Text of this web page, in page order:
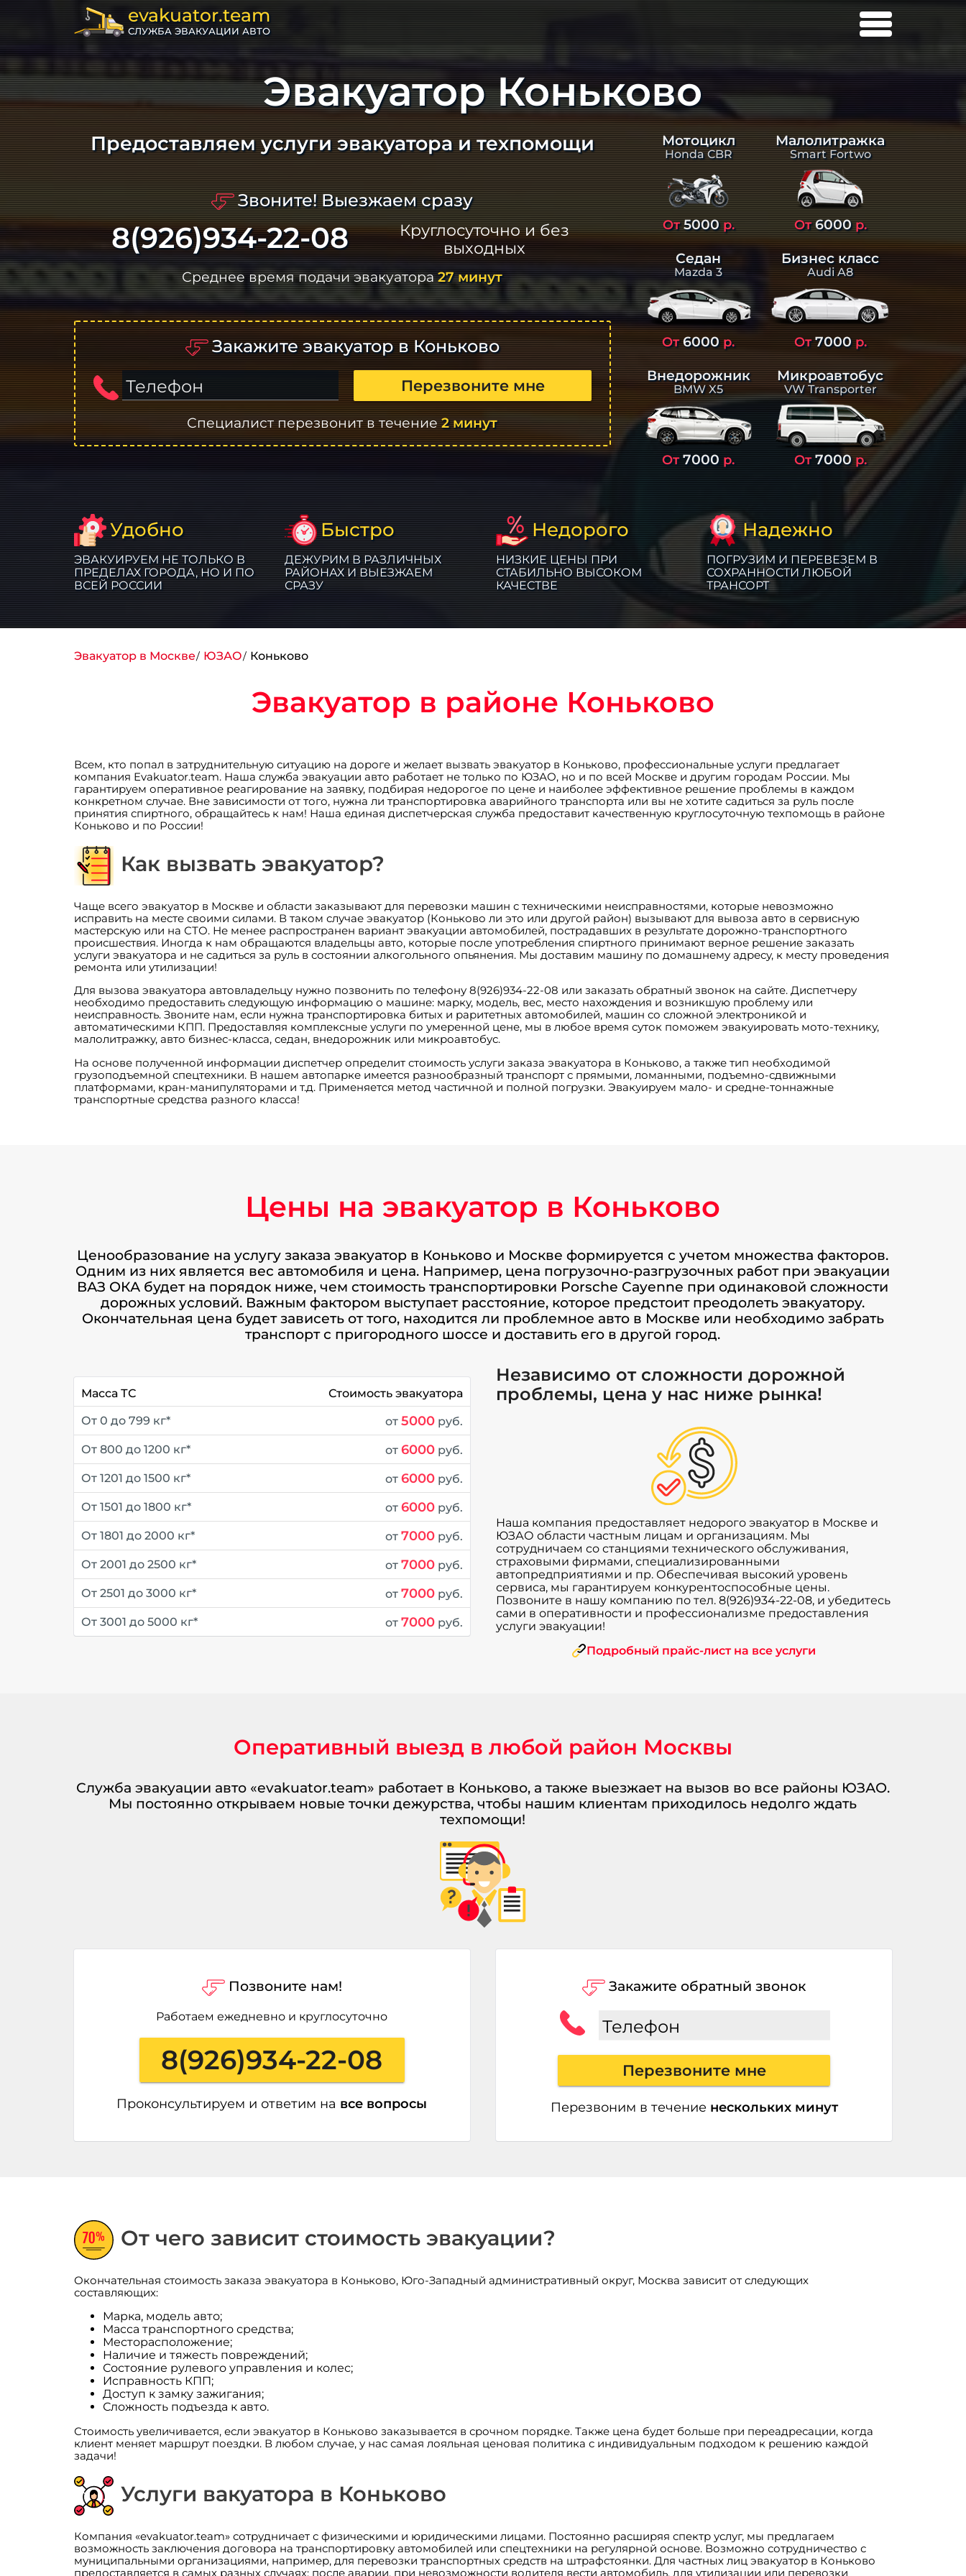
evakuator.team
СЛУЖБА ЭВАКУАЦИИ АВТО
Эвакуатор Коньково
Предоставляем услуги эвакуатора и техпомощи
Звоните! Выезжаем сразу
8(926)934-22-08
Круглосуточно и без
выходных
Среднее время подачи эвакуатора27 минут
Закажите эвакуатор в Коньково
Телефон
Перезвоните мне
Специалист перезвонит в течение2 минут
Мотоцикл
Honda CBR
От5000р.
Малолитражка
Smart Fortwo
От6000р.
Седан
Mazda 3
От6000р.
Бизнес класс
Audi A8
От7000р.
Внедорожник
BMW X5
От7000 р.
Микроавтобус
VW Transporter
От7000р.
Удобно
ЭВАКУИРУЕМ НЕ ТОЛЬКО В
ПРЕДЕЛАХ ГОРОДА, НО И ПО
ВСЕЙ РОССИИ
Быстро
ДЕЖУРИМ В РАЗЛИЧНЫХ
РАЙОНАХ И ВЫЕЗЖАЕМ
СРАЗУ
Недорого
НИЗКИЕ ЦЕНЫ ПРИ
СТАБИЛЬНО ВЫСОКОМ
КАЧЕСТВЕ
Надежно
ПОГРУЗИМ И ПЕРЕВЕЗЕМ В
СОХРАННОСТИ ЛЮБОЙ
ТРАНСОРТ
Эвакуатор в Москве ЮЗАО Коньково
Эвакуатор в районе Коньково
Всем, кто попал в затруднительную ситуацию на дороге и желает вызвать эвакуатор в Коньково, профессиональные услуги предлагает
компания Evakuator.team. Наша служба эвакуации авто работает не только по ЮЗАО, но и по всей Москве и другим городам России. Мы
гарантируем оперативное реагирование на заявку, подбирая недорогое по цене и наиболее эффективное решение проблемы в каждом
конкретном случае. Вне зависимости от того, нужна ли транспортировка аварийного транспорта или вы не хотите садиться за руль после
принятия спиртного, обращайтесь к нам! Наша единая диспетчерская служба предоставит качественную круглосуточную техпомощь в районе
Коньково и по России!
Как вызвать эвакуатор?
Чаще всего эвакуатор в Москве и области заказывают для перевозки машин с техническими неисправностями, которые невозможно
исправить на месте своими силами. В таком случае эвакуатор (Коньково ли это или другой район) вызывают для вывоза авто в сервисную
мастерскую или на СТО. Не менее распространен вариант эвакуации автомобилей, пострадавших в результате дорожно-транспортного
происшествия. Иногда к нам обращаются владельцы авто, которые после употребления спиртного принимают верное решение заказать
услуги эвакуатора и не садиться за руль в состоянии алкогольного опьянения. Мы доставим машину по домашнему адресу, к месту проведения
ремонта или утилизации!
Для вызова эвакуатора автовладельцу нужно позвонить по телефону 8(926)934-22-08 или заказать обратный звонок на сайте. Диспетчеру
необходимо предоставить следующую информацию о машине: марку, модель, вес, место нахождения и возникшую проблему или
неисправность. Звоните нам, если нужна транспортировка битых и раритетных автомобилей, машин со сложной электроникой и
автоматическими КПП. Предоставляя комплексные услуги по умеренной цене, мы в любое время суток поможем эвакуировать мото-технику,
малолитражку, авто бизнес-класса, седан, внедорожник или микроавтобус.
На основе полученной информации диспетчер определит стоимость услуги заказа эвакуатора в Коньково, а также тип необходимой
грузоподъемной спецтехники. В нашем автопарке имеется разнообразный транспорт с прямыми, ломанными, подъемно-сдвижными
платформами, кран-манипуляторами и т.д. Применяется метод частичной и полной погрузки. Эвакуируем мало- и средне-тоннажные
транспортные средства разного класса!
Цены на эвакуатор в Коньково
Ценообразование на услугу заказа эвакуатор в Коньково и Москве формируется с учетом множества факторов.
Одним из них является вес автомобиля и цена. Например, цена погрузочно-разгрузочных работ при эвакуации
ВАЗ ОКА будет на порядок ниже, чем стоимость транспортировки Porsche Cayenne при одинаковой сложности
дорожных условий. Важным фактором выступает расстояние, которое предстоит преодолеть эвакуатору.
Окончательная цена будет зависеть от того, находится ли проблемное авто в Москве или необходимо забрать
транспорт с пригородного шоссе и доставить его в другой город.
Масса ТС
Стоимость эвакуатора
От 0 до 799 кг*
от 5000руб.
От 800 до 1200 кг* от 6000руб.
От 1201 до 1500 кг* от 6000руб.
От 1501 до 1800 кг* от 6000руб.
От 1801 до 2000 кг* от 7000руб.
От 2001 до 2500 кг* от 7000руб.
От 2501 до 3000 кг* от 7000руб.
От 3001 до 5000 кг* от 7000руб.
Независимо от сложности дорожной
проблемы, цена у нас ниже рынка!
Наша компания предоставляет недорого эвакуатор в Москве и
ЮЗАО области частным лицам и организациям. Мы
сотрудничаем со станциями технического обслуживания,
страховыми фирмами, специализированными
автопредприятиями и пр. Обеспечивая высокий уровень
сервиса, мы гарантируем конкурентоспособные цены.
Позвоните в нашу компанию по тел. 8(926)934-22-08, и убедитесь
сами в оперативности и профессионализме предоставления
услуги эвакуации!
Подробный прайс-лист на все услуги
Оперативный выезд в любой район Москвы
Служба эвакуации авто «evakuator.team» работает в Коньково, а также выезжает на вызов во все районы ЮЗАО.
Мы постоянно открываем новые точки дежурства, чтобы нашим клиентам приходилось недолго ждать
техпомощи!
Позвоните нам!
Работаем ежедневно и круглосуточно
8(926)934-22-08
Проконсультируем и ответим на все вопросы
Закажите обратный звонок
Телефон
Перезвоните мне
Перезвоним в течение нескольких минут
От чего зависит стоимость эвакуации?
Окончательная стоимость заказа эвакуатора в Коньково, Юго-Западный административный округ, Москва зависит от следующих
составляющих:
Марка, модель авто;
Масса транспортного средства;
Месторасположение;
Наличие и тяжесть повреждений;
Состояние рулевого управления и колес;
Исправность КПП;
Доступ к замку зажигания;
Сложность подъезда к авто.
Стоимость увеличивается, если эвакуатор в Коньково заказывается в срочном порядке. Также цена будет больше при переадресации, когда
клиент меняет маршрут поездки. В любом случае, у нас самая лояльная ценовая политика с индивидуальным подходом к решению каждой
задачи!
Услуги вакуатора в Коньково
Компания «evakuator.team» сотрудничает с физическими и юридическими лицами. Постоянно расширяя спектр услуг, мы предлагаем
возможность заключения договора на транспортировку автомобилей или спецтехники на регулярной основе. Возможно сотрудничество с
муниципальными организациями, например, для перевозки транспортных средств на штрафстоянки. Для частных лиц эвакуатор в Коньково
предоставляется в самых разных случаях: после аварии, при невозможности водителя вести автомобиль, для утилизации или перевозки